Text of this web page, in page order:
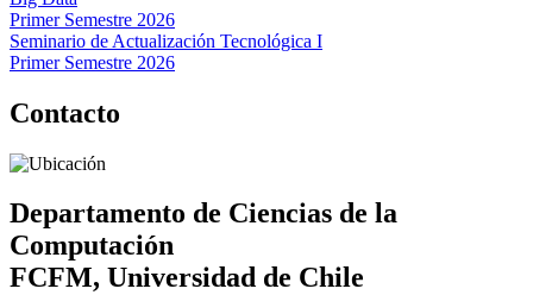
Primer Semestre 2026
Seminario de Actualización Tecnológica I
Primer Semestre 2026
Contacto
Departamento de Ciencias de la
Computación
FCFM, Universidad de Chile